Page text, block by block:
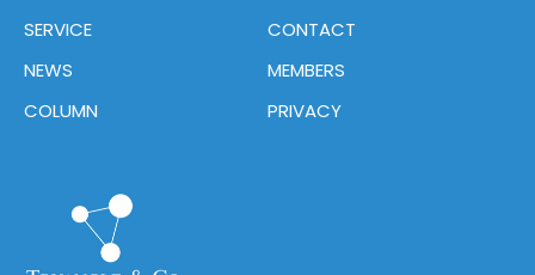
SERVICE
NEWS
COLUMN
CONTACT
MEMBERS
PRIVACY